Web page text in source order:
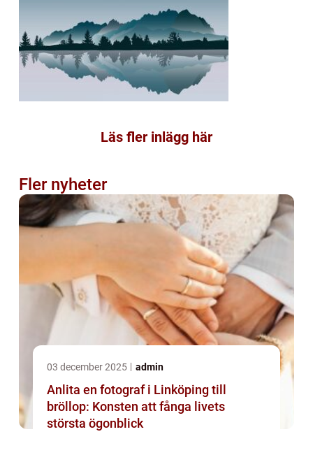
Läs fler inlägg här
Fler nyheter
03 december 2025 admin
Anlita en fotograf i Linköping till
bröllop: Konsten att fånga livets
största ögonblick